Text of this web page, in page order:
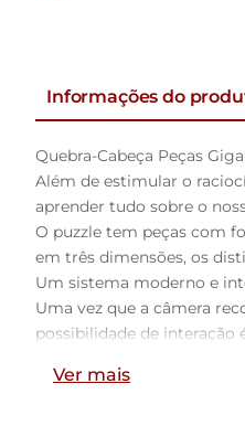
Informações do
Quebra-Cabeça Peças
Além de estimular o
aprender tudo sobre o
O puzzle tem peças com
em três dimensões, os
Um sistema moderno e
Uma vez que a câmera
possibilidade de interação
Importante: Para ver a
Ver mais